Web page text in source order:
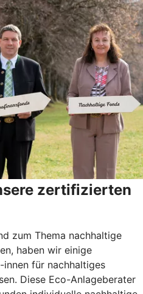
zertifizierten
zum Thema nachhaltige
haben wir einige
für nachhaltiges
Diese Eco-Anlageberater